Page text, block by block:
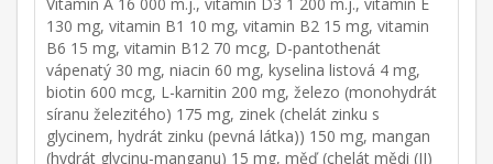
130 mg, vitamin B1 10 mg, vitamin B2 15 mg, vitamin
B6 15 mg, vitamin B12 70 mcg, D-pantothenát
vápenatý 30 mg, niacin 60 mg, kyselina listová 4 mg,
biotin 600 mcg, L-karnitin 200 mg, železo (monohydrát
síranu železitého) 175 mg, zinek (chelát zinku s
glycinem, hydrát zinku (pevná látka)) 150 mg, mangan
(hydrát glycinu-manganu) 15 mg, měď (chelát mědi (II)